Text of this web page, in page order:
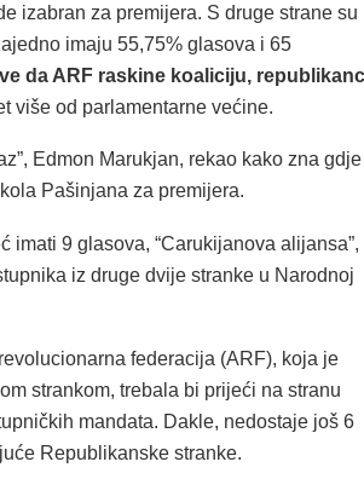
izabran za premijera. S druge strane su
imaju 55,75% glasova i 65
da ARF raskine koaliciju,
više od parlamentarne većine.
Edmon Marukjan, rekao kako zna gdje
Pašinjana za premijera.
imati 9 glasova, “Carukijanova alijansa”,
iz druge dvije stranke u Narodnoj
federacija (ARF), koja je
strankom, trebala bi prijeći na stranu
mandata. Dakle, nedostaje još 6
Republikanske stranke.